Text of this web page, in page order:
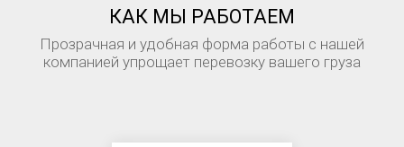
КАК МЫ РАБОТАЕМ
Прозрачная и удобная форма работы с нашей
компанией упрощает перевозку вашего груза